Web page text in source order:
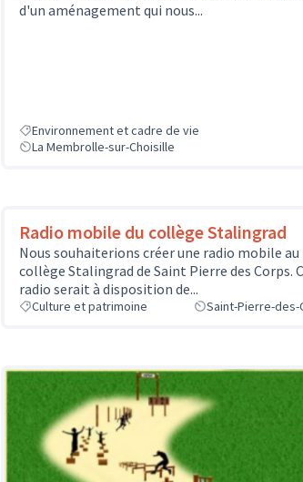
d'un aménagement qui nous...
Environnement et cadre de vie
La Membrolle-sur-Choisille
Radio mobile du collège Stalingrad
Nous souhaiterions créer une radio mobile au
collège Stalingrad de Saint Pierre des Corps.
radio serait à disposition de...
Culture et patrimoine Saint-Pierre-des-